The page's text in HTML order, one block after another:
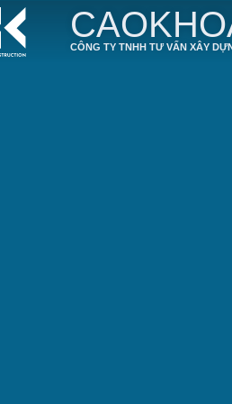
CÔNG TY TNHH TƯ VẤN XÂY